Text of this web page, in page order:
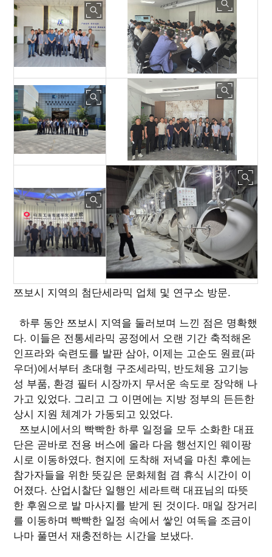
쯔보시 지역의 첨단세라믹 업체 및 연구소 방문.
하루 동안 쯔보시 지역을 둘러보며 느낀 점은 명확했
다. 이들은 전통세라믹 공정에서 오랜 기간 축적해온
인프라와 숙련도를 발판 삼아, 이제는 고순도 원료(파
우더)에서부터 초대형 구조세라믹, 반도체용 고기능
성 부품, 환경 필터 시장까지 무서운 속도로 장악해 나
가고 있었다. 그리고 그 이면에는 지방 정부의 든든한
상시 지원 체계가 가동되고 있었다.
쯔보시에서의 빡빡한 하루 일정을 모두 소화한 대표
단은 곧바로 전용 버스에 올라 다음 행선지인 웨이팡
시로 이동하였다. 현지에 도착해 저녁을 마친 후에는
참가자들을 위한 뜻깊은 문화체험 겸 휴식 시간이 이
어졌다. 산업시찰단 일행인 세라트랙 대표님의 따뜻
한 후원으로 발 마사지를 받게 된 것이다. 매일 장거리
를 이동하며 빡빡한 일정 속에서 쌓인 여독을 조금이
나마 풀면서 재충전하는 시간을 보냈다.